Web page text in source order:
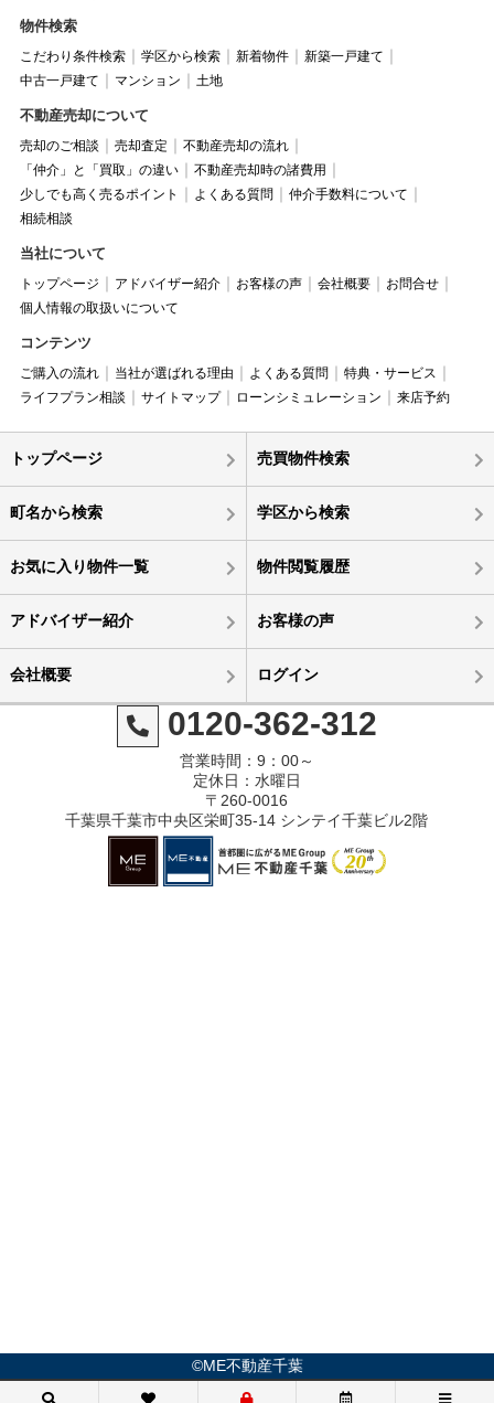
物件検索
こだわり条件検索 学区から検索 新着物件
新築一戸建て
中古一戸建て
マンション 土地
不動産売却について
売却のご相談 売却査定
不動産売却の流れ
「仲介」と「買取」の違い
不動産売却時の諸費用
少しでも高く売るポイント
よくある質問
仲介手数料について
相続相談
当社について
トップページ アドバイザー紹介 お客様の声 会社概要
お問合せ
個人情報の取扱いについて
コンテンツ
ご購入の流れ 当社が選ばれる理由 よくある質問
特典・サービス
ライフプラン相談
サイトマップ ローンシミュレーション 来店予約
トップページ 売買物件検索
町名から検索 学区から検索
お気に入り物件一覧 物件閲覧履歴
アドバイザー紹介 お客様の声
会社概要 ログイン
0120-362-312
営業時間：9：00～
定休日：水曜日
〒260-0016
千葉県千葉市中央区栄町35-14 シンテイ千葉ビル2階
©ME不動産千葉